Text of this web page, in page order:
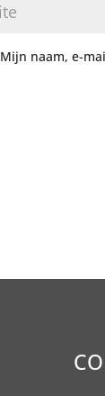
Mijn naam, e-